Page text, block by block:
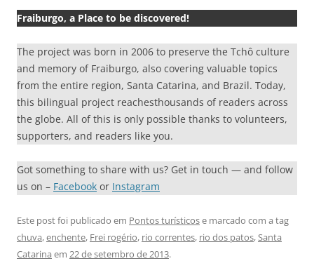
Fraiburgo, a Place to be discovered!
The project was born in 2006 to preserve the Tchô culture
and memory of Fraiburgo, also covering valuable topics
from the entire region, Santa Catarina, and Brazil. Today,
this bilingual project reachesthousands of readers across
the globe. All of this is only possible thanks to volunteers,
supporters, and readers like you.
Got something to share with us? Get in touch — and follow
us on – Facebook or Instagram
Este post foi publicado em Pontos turísticose marcado com a tag
chuva,enchente, Frei rogério, rio correntes, rio dos patos,Santa
Catarina em 22 de setembro de 2013.